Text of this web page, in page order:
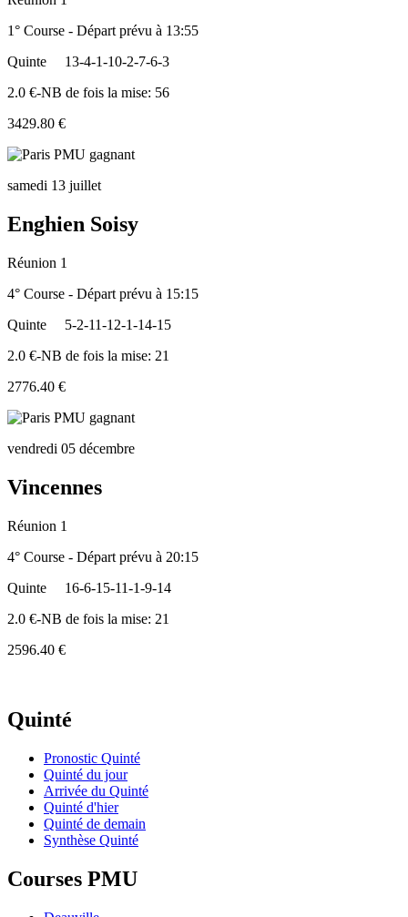
1° Course - Départ prévu à 13:55
Quinte
13-4-1-10-2-7-6-3
2.0 €-NB de fois la mise: 56
3429.80 €
samedi 13 juillet
Enghien Soisy
Réunion 1
4° Course - Départ prévu à 15:15
Quinte
5-2-11-12-1-14-15
2.0 €-NB de fois la mise: 21
2776.40 €
vendredi 05 décembre
Vincennes
Réunion 1
4° Course - Départ prévu à 20:15
Quinte
16-6-15-11-1-9-14
2.0 €-NB de fois la mise: 21
2596.40 €
Quinté
Pronostic Quinté
Quinté du jour
Arrivée du Quinté
Quinté d'hier
Quinté de demain
Synthèse Quinté
Courses PMU